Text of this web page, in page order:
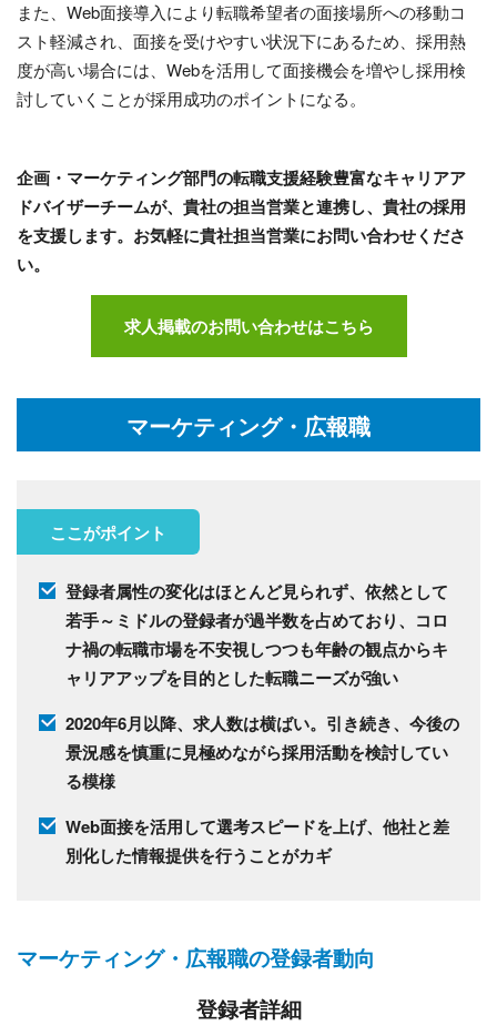
また、Web面接導入により転職希望者の面接場所への移動コ
スト軽減され、面接を受けやすい状況下にあるため、採用熱
度が高い場合には、Webを活用して面接機会を増やし採用検
討していくことが採用成功のポイントになる。
企画・マーケティング部門の転職支援経験豊富なキャリアア
ドバイザーチームが、貴社の担当営業と連携し、貴社の採用
を支援します。お気軽に貴社担当営業にお問い合わせくださ
い。
求人掲載のお問い合わせはこちら
マーケティング・広報職
ここがポイント
登録者属性の変化はほとんど見られず、依然として
若手～ミドルの登録者が過半数を占めており、コロ
ナ禍の転職市場を不安視しつつも年齢の観点からキ
ャリアアップを目的とした転職ニーズが強い
2020年6月以降、求人数は横ばい。引き続き、今後の
景況感を慎重に見極めながら採用活動を検討してい
る模様
Web面接を活用して選考スピードを上げ、他社と差
別化した情報提供を行うことがカギ
マーケティング・広報職の登録者動向
登録者詳細